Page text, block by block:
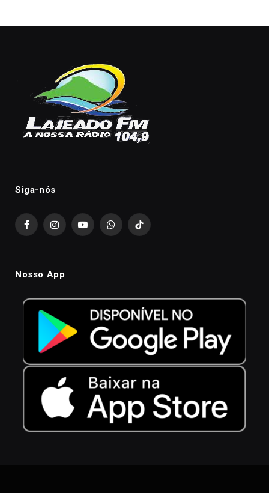
Siga-nós
FacebookInstagramYouTubeWhatsAppTikTok
Nosso App